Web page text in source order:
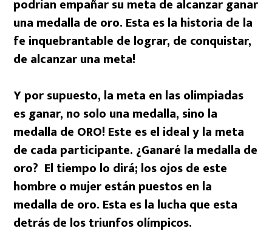
podrían empañar su meta de alcanzar ganar
una medalla de oro. Esta es la historia de la
fe inquebrantable de lograr, de conquistar,
de alcanzar una meta!
Y por supuesto, la meta en las olimpiadas
es ganar, no solo una medalla, sino la
medalla de ORO! Este es el ideal y la meta
de cada participante. ¿Ganaré la medalla de
oro? El tiempo lo dirá; los ojos de este
hombre o mujer están puestos en la
medalla de oro. Esta es la lucha que esta
detrás de los triunfos olímpicos.